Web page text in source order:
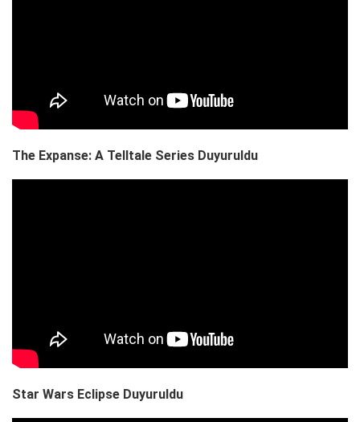
The Expanse: A Telltale Series Duyuruldu
Star Wars Eclipse Duyuruldu